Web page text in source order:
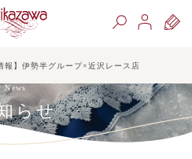
報】伊勢半グループ×近沢レース店
News
らせ